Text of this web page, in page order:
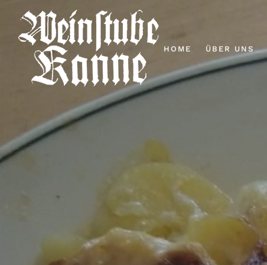
HOME ÜBER UNS